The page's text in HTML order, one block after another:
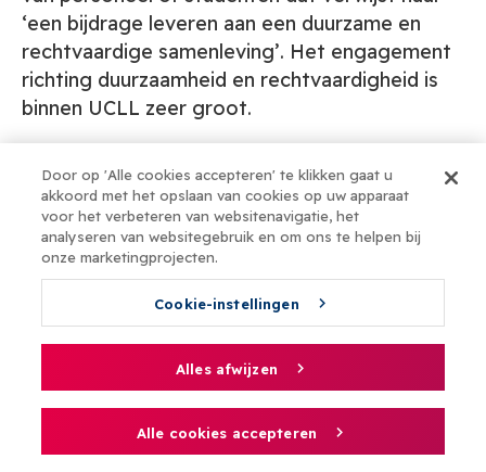
‘een bijdrage leveren aan een duurzame en
rechtvaardige samenleving’. Het engagement
richting duurzaamheid en rechtvaardigheid is
binnen UCLL zeer groot.
Bottom-up initiatieven
Door op 'Alle cookies accepteren' te klikken gaat u
akkoord met het opslaan van cookies op uw apparaat
voor het verbeteren van websitenavigatie, het
analyseren van websitegebruik en om ons te helpen bij
onze marketingprojecten.
Cookie-instellingen
Alles afwijzen
Alle cookies accepteren